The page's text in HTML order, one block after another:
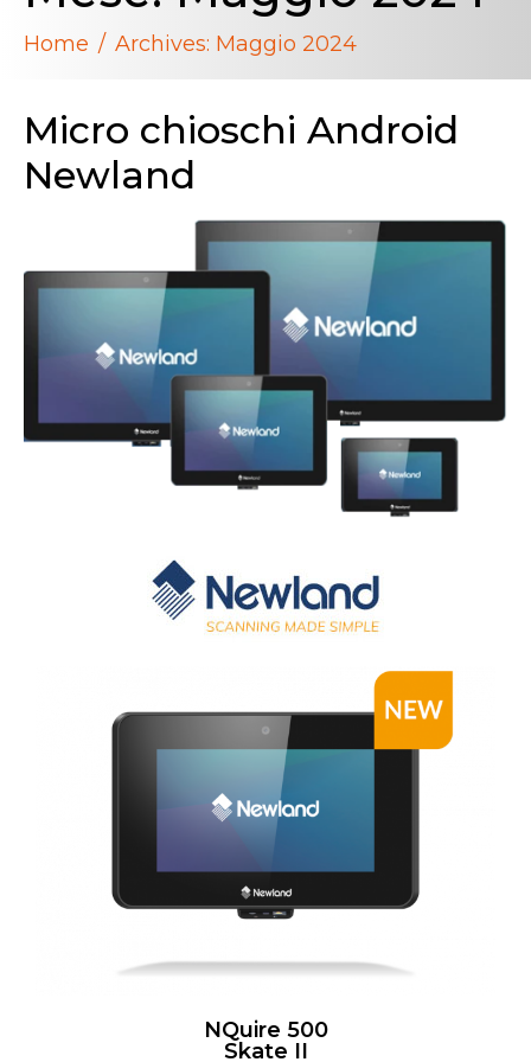
Home Archives: Maggio 2024
Micro chioschi Android
Newland
NQuire 500
Skate II